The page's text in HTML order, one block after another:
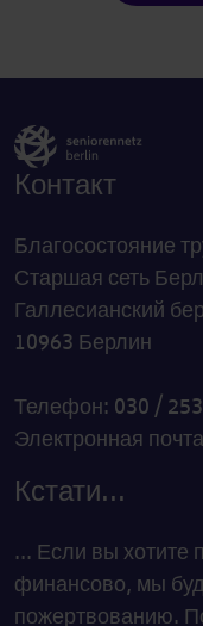
Контакт
Благосостояние
Старшая сеть
Галлесианский
10963 Берлин
Телефон: 030 /
Электронная
Кстати...
... Если вы
финансово, мы
пожертвованию.